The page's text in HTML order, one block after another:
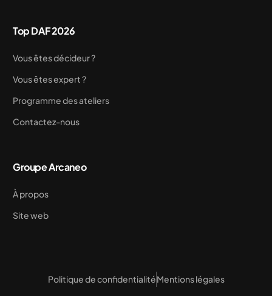
Top DAF 2026
Vous êtes décideur ?
Vous êtes expert ?
Programme des ateliers
Contactez-nous
Groupe Arcaneo
À propos
Site web
Politique de confidentialitéMentions légales